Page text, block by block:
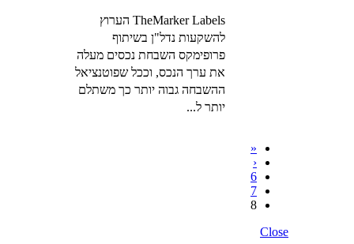
TheMarker Labels הערוץ
להשקעות נדל"ן בשיתוף
פרופימקס השבחת נכסים מעלה
את ערך הנכס, וככל שפוטנציאל
ההשבחה גבוה יותר כך משתלם
יותר ל...
«
‹
6
7
8
Close